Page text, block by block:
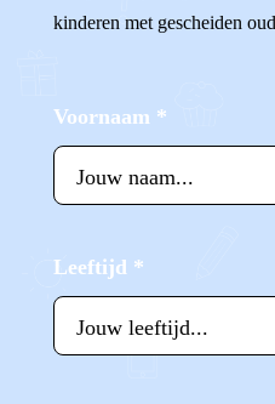
kinderen met gescheiden
Voornaam *
Leeftijd *